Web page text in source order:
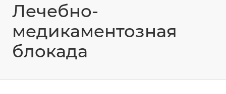
Лечебно-
медикаментозная
блокада